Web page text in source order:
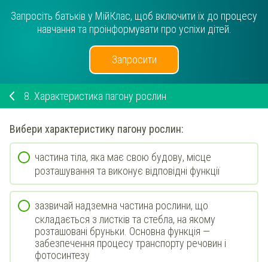
Запросіть батьків у МійКлас, щоб включити їх до процесу
навчання та проінформувати про успіхи дітей.
Запросити
8. Характеристика пагону рослин
Вибери характеристику пагону рослин:
частина тіла, яка має свою будову, місце
розташування та виконує відповідні функції
зазвичай надземна частина рослини, що
складається з листків та стебла, на якому
розташовані бруньки. Основна функція —
забезпечення процесу транспорту речовин і
фотосинтезу